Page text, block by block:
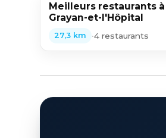
Meilleurs restaurants à
Grayan-et-l'Hôpital
27,3 km •4 restaurants